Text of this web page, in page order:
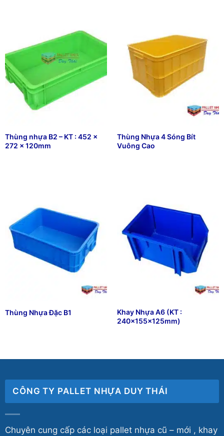
Thùng nhựa B2 – KT : 452 x
272 x 120mm
Thùng Nhựa 4 Sóng Bít
Vuông Cao
Thùng Nhựa Đặc B1
Khay Nhựa A6 (KT :
240x155x125mm)
CÔNG TY PALLET NHỰA DUY THÁI
Chuyên cung cấp các loại pallet nhựa cũ – mới , khay